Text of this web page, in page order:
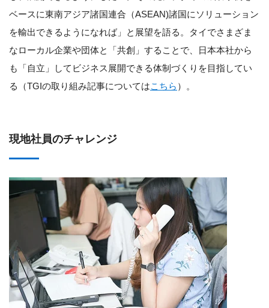
ベースに東南アジア諸国連合（ASEAN)諸国にソリューション
を輸出できるようになれば」と展望を語る。タイでさまざま
なローカル企業や団体と「共創」することで、日本本社から
も「自立」してビジネス展開できる体制づくりを目指してい
る（TGIの取り組み記事についてはこちら ）。
現地社員のチャレンジ